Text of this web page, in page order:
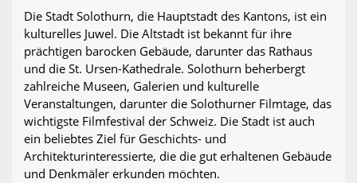
Die Stadt Solothurn, die Hauptstadt des Kantons, ist ein
kulturelles Juwel. Die Altstadt ist bekannt für ihre
prächtigen barocken Gebäude, darunter das Rathaus
und die St. Ursen-Kathedrale. Solothurn beherbergt
zahlreiche Museen, Galerien und kulturelle
Veranstaltungen, darunter die Solothurner Filmtage, das
wichtigste Filmfestival der Schweiz. Die Stadt ist auch
ein beliebtes Ziel für Geschichts- und
Architekturinteressierte, die die gut erhaltenen Gebäude
und Denkmäler erkunden möchten.